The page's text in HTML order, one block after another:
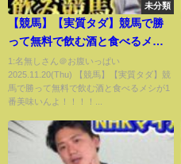
未分類
【競馬】【実質タダ】競馬で勝
って無料で飲む酒と食べるメシ
が1番美味いんよ！！！！
1:名無しさん＠お腹いっぱい
2025.11.20(Thu) 【競馬】【実質タダ】競
馬で勝って無料で飲む酒と食べるメシが1
番美味いんよ！！！！...